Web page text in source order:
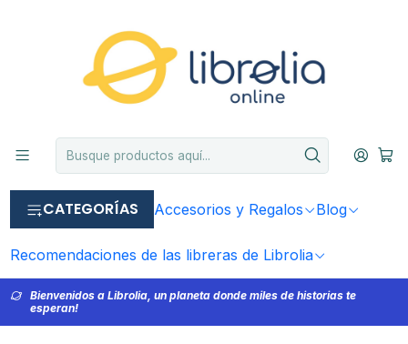
CATEGORÍAS Accesorios y Regalos Blog
Recomendaciones de las libreras de Librolia
Bienvenidos a Librolia, un planeta donde miles de historias te
esperan!